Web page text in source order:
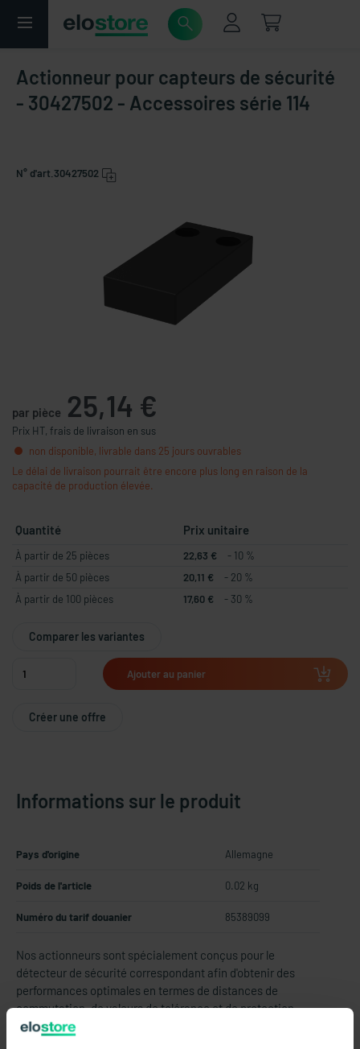
Actionneur pour capteurs de sécurité
- 30427502 - Accessoires série 114
N° d'art. 30427502
par pièce 25,14 €
Prix HT, frais de livraison en sus
non disponible, livrable dans 25 jours ouvrables
Le délai de livraison pourrait être encore plus long en raison de la
capacité de production élevée.
Quantité Prix unitaire
À partir de 25 pièces 22,63 €
- 10 %
À partir de 50 pièces
20,11 €
- 20 %
À partir de 100 pièces
17,60 € - 30 %
Comparer les variantes
Ajouter au panier
Créer une offre
Informations sur le produit
Pays d'origine Allemagne
Poids de l'article 0.02 kg
Numéro du tarif douanier 85389099
Nos actionneurs sont spécialement conçus pour le
détecteur de sécurité correspondant afin d'obtenir des
performances optimales en termes de distances de
commutation, de valeurs de tolérance et de protection
contre la manipulation.